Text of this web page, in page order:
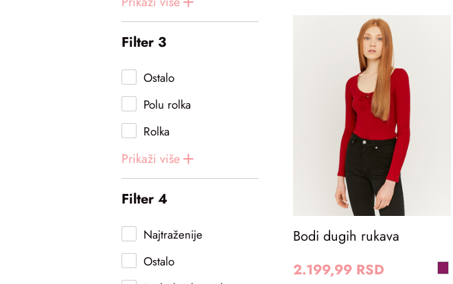
Filter 3
Ostalo
Polu rolka
Rolka
Prikaži više
Filter 4
Najtraženije
Ostalo
Bodi dugih rukava
2.199,99 RSD